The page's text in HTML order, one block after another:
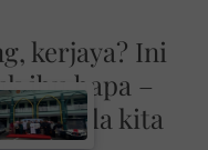
kerjaya? Ini
ibu bapa –
bila kita